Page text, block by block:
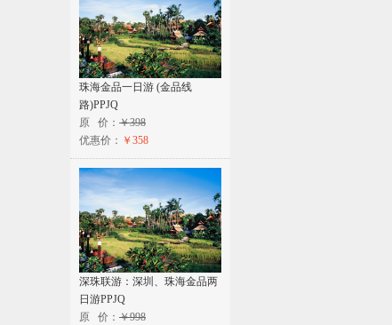
珠海金品一日游 (金品线
路)PPJQ
原 价： ￥398
优惠价： ￥358
深珠联游：深圳、珠海金品两
日游PPJQ
原 价： ￥998